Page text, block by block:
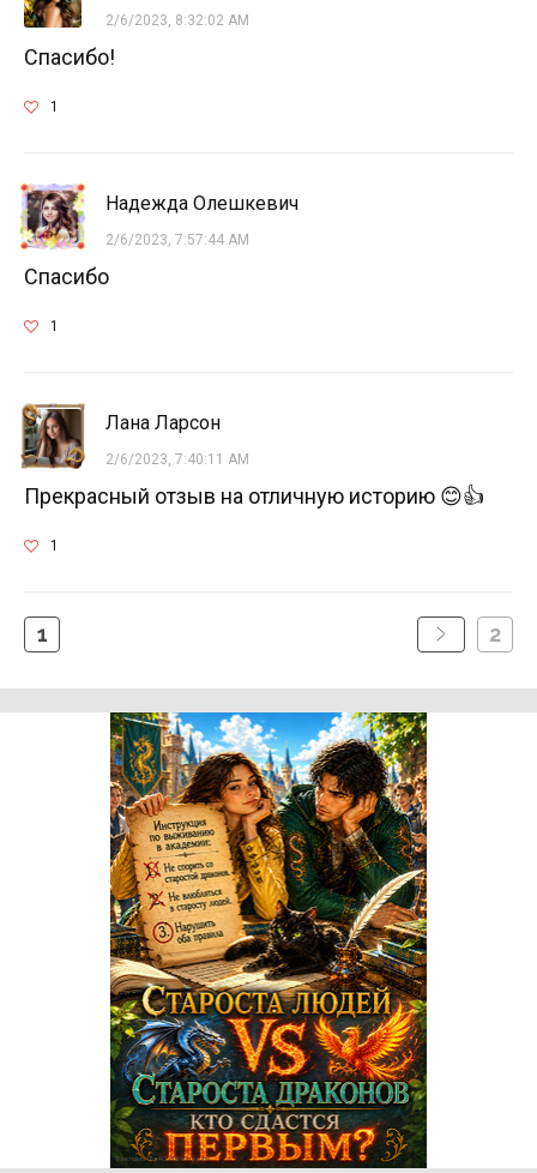
2/6/2023, 8:32:02 AM
Спасибо!
1
Надежда Олешкевич
2/6/2023, 7:57:44 AM
Спасибо
1
Лана Ларсон
2/6/2023, 7:40:11 AM
Прекрасный отзыв на отличную историю 😊👍
1
1 2
Реклама 16+ АО «ЛитГород»